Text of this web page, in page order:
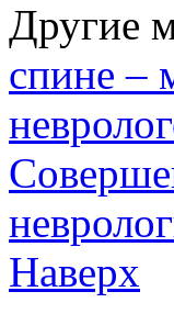
Другие
спине –
Наверх